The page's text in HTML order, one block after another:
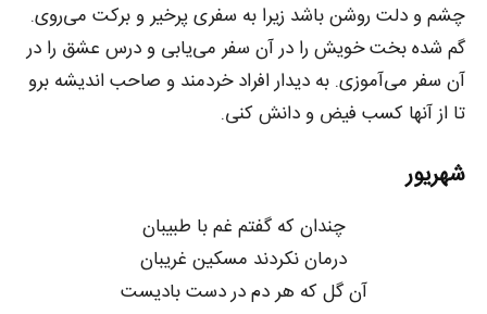
چشم و دلت روشن باشد زیرا به سفری پرخیر و برکت می‌روی.
گم شده بخت خویش را در آن سفر می‌یابی و درس عشق را در
آن سفر می‌آموزی. به دیدار افراد خردمند و صاحب اندیشه برو
تا از آنها کسب فیض و دانش کنی.
شهریور
چندان که گفتم غم با طبیبان
درمان نکردند مسکین غریبان
آن گل که هر دم در دست بادیست